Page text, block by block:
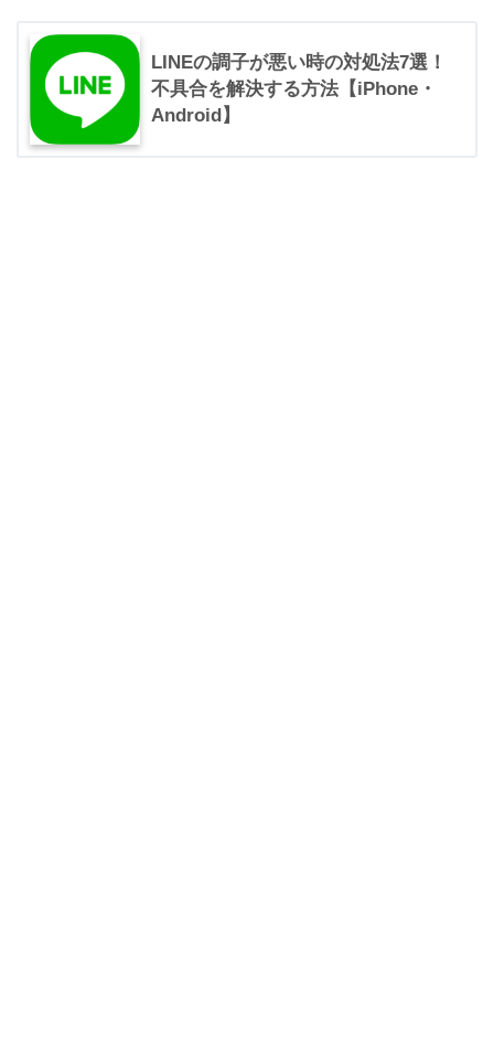
LINEの調子が悪い時の対処法7選！
不具合を解決する方法【iPhone・
Android】